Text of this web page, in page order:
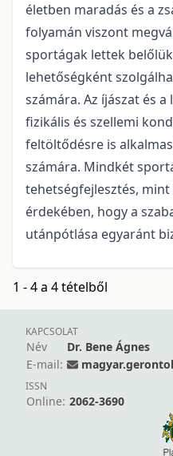
életben maradás és a
folyamán viszont
sportágak lettek
lehetőségként
számára. Az íjászat és
fizikális és szellemi
feltöltődésre is
számára. Mindkét
tehetségfejlesztés,
érdekében, hogy a
utánpótlása egyaránt
1 - 4 a 4 tételből
KAPCSOLAT
Név
Dr. Bene Ágnes
E-mail:
ISSN
Online: 2062-3690